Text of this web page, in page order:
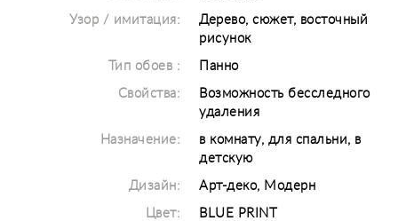
Узор / имитация:
Дерево, сюжет, восточный
рисунок
Тип обоев : Панно
Свойства:
Возможность бесследного
удаления
Назначение:
в комнату, для спальни, в
детскую
Дизайн: Арт-деко, Модерн
Цвет: BLUE PRINT